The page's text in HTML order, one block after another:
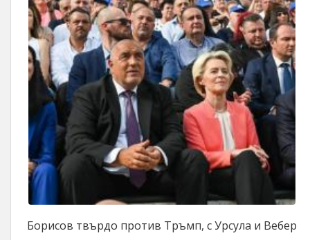
Борисов твърдо против Тръмп, с Урсула и Вебер